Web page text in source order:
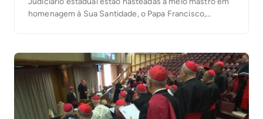
homenagem à Sua Santidade, o Papa Francisco,
governo federal e expressa respeito […]